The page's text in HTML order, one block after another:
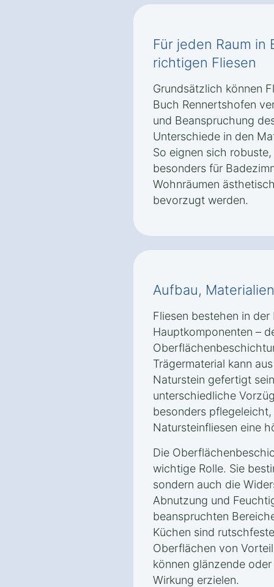
Für jeden Raum
richtigen Fliesen
Grundsätzlich können
Buch Rennertshofen
und Beanspruchung
Unterschiede in den
So eignen sich
besonders für
Wohnräumen
bevorzugt werden.
Aufbau,
Fliesen bestehen in der
Hauptkomponenten –
Trägermaterial kann
Naturstein gefertigt
unterschiedliche
besonders
Natursteinfliesen eine
Die
wichtige Rolle. Sie
sondern auch die
Abnutzung und
beanspruchten
Küchen sind
Oberflächen von
können glänzende
Wirkung erzielen.